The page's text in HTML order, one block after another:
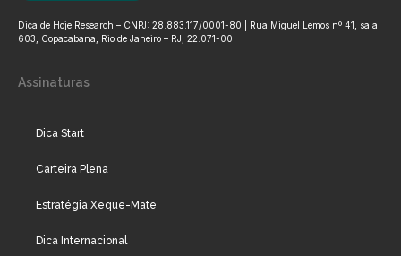
Dica de Hoje Research – CNPJ: 28.883.117/0001-80 | Rua Miguel Lemos nº 41, sala
603, Copacabana, Rio de Janeiro – RJ, 22.071-00
Assinaturas
Dica Start
Carteira Plena
Estratégia Xeque-Mate
Dica Internacional